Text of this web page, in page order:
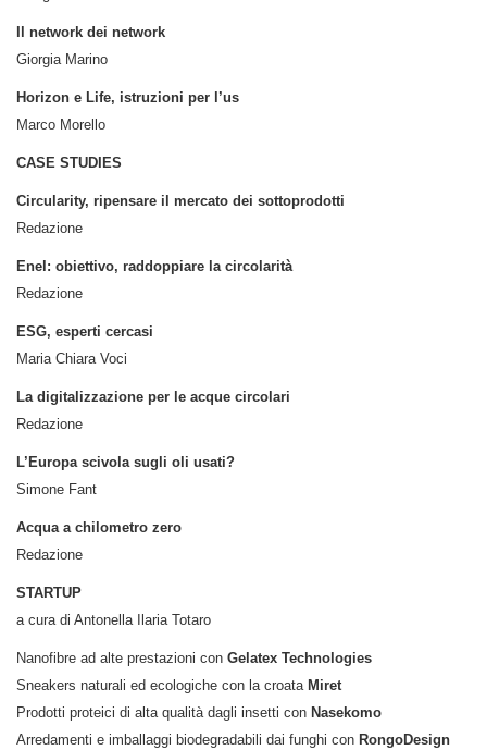
Il network dei network
Giorgia Marino
Horizon e Life, istruzioni per l’us
Marco Morello
CASE STUDIES
Circularity, ripensare il mercato dei sottoprodotti
Redazione
Enel: obiettivo, raddoppiare la circolarità
Redazione
ESG, esperti cercasi
Maria Chiara Voci
La digitalizzazione per le acque circolari
Redazione
L’Europa scivola sugli oli usati?
Simone Fant
Acqua a chilometro zero
Redazione
STARTUP
a cura di Antonella Ilaria Totaro
Nanofibre ad alte prestazioni con Gelatex Technologies
Sneakers naturali ed ecologiche con la croata Miret
Prodotti proteici di alta qualità dagli insetti con Nasekomo
Arredamenti e imballaggi biodegradabili dai funghi con RongoDesign